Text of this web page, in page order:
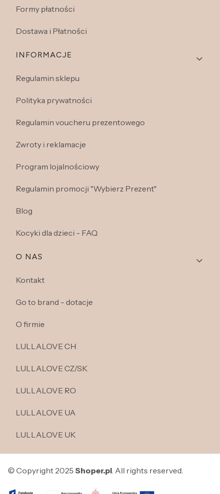
Formy płatności
Dostawa i Płatności
INFORMACJE
Regulamin sklepu
Polityka prywatności
Regulamin voucheru prezentowego
Zwroty i reklamacje
Program lojalnościowy
Regulamin promocji "Wybierz Prezent"
Blog
Kocyki dla dzieci - FAQ
O NAS
Kontakt
Go to brand - dotacje
O firmie
LULLALOVE CH
LULLALOVE CZ/SK
LULLALOVE RO
LULLALOVE UA
LULLALOVE UK
© Copyright 2025 Shoper.pl. All rights reserved.